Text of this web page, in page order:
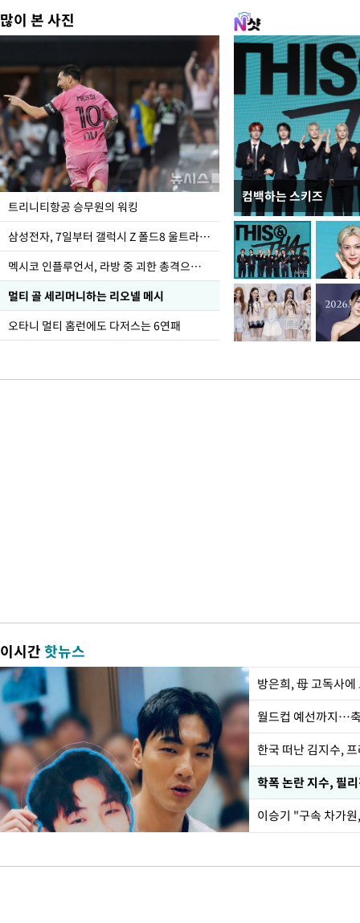
많이 본 사진
트리니티항공 승무원의 워킹
삼성전자, 7일부터 갤럭시 Z 폴드8 울트라·폴드8·플립8 출시
멕시코 인플루언서, 라방 중 괴한 총격으로 사망
멀티 골 세리머니하는 리오넬 메시
오타니 멀티 홈런에도 다저스는 6연패
컴백하는 스키즈
입추 하루 앞둔 전남
폭염
이시간핫뉴스
방은희, 母 고독사
월드컵 예선까지…
한국 떠난 김지수,
학폭 논란 지수, 필
이승기 "구속 차가